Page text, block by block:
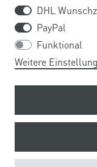
DHL
PayPal
Funktional
Weitere